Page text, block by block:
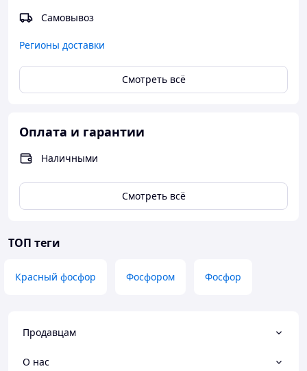
Самовывоз
Регионы доставки
Смотреть всё
Оплата и гарантии
Наличными
Смотреть всё
ТОП теги
Красный фосфор Фосфором Фосфор
Продавцам
О нас